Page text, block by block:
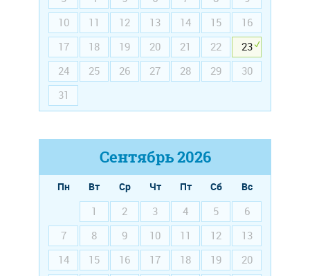
10
11 12 13 14 15
16
17
18 19 20 21 22
23
24
25 26 27 28 29
30
31
Сентябрь2026
Пн Вт Ср Чт Пт Сб
Вс
1
2 3 4 5
6
7
8 9 10 11 12
13
14
15 16 17 18 19
20